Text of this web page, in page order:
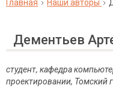
Главная Наши авторы
Дементьев
студент, кафедра
проектировании, Томский